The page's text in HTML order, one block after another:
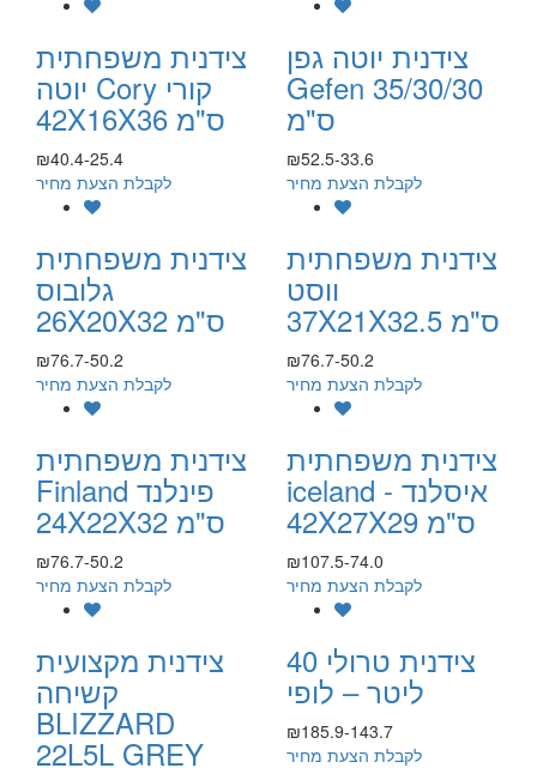
צידנית יוטה גפן
Gefen 35/30/30
ס"מ
₪52.5-33.6
לקבלת הצעת מחיר
צידנית משפחתית
יוטה Cory קורי
42X16X36 ס"מ
₪40.4-25.4
לקבלת הצעת מחיר
צידנית משפחתית
ווסט
37X21X32.5 ס"מ
₪76.7-50.2
לקבלת הצעת מחיר
צידנית משפחתית
גלובוס
26X20X32 ס"מ
₪76.7-50.2
לקבלת הצעת מחיר
צידנית משפחתית
iceland איסלנד -
42X27X29 ס"מ
₪107.5-74.0
לקבלת הצעת מחיר
צידנית משפחתית
Finland פינלנד
24X22X32 ס"מ
₪76.7-50.2
לקבלת הצעת מחיר
צידנית טרולי 40
ליטר – לופי
₪185.9-143.7
לקבלת הצעת מחיר
צידנית מקצועית
קשיחה
BLIZZARD
22L5L GREY